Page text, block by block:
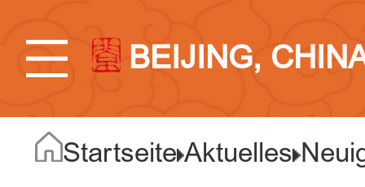
BEIJING,
Startseite Aktuelles